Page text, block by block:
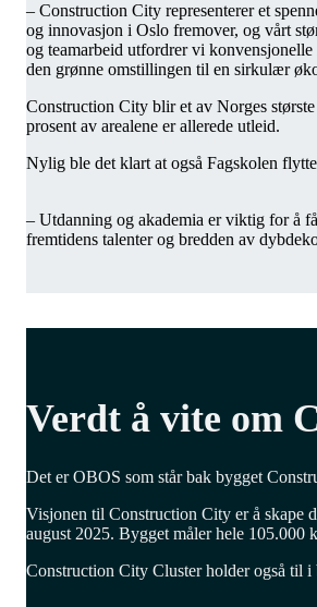
– Construction City representerer et
og innovasjon i Oslo fremover, og vårt
og teamarbeid utfordrer vi konvensjonelle
den grønne omstillingen til en sirkulær
Construction City blir et av Norges
prosent av arealene er allerede utleid.
Nylig ble det klart at også Fagskolen
– Utdanning og akademia er viktig for å
fremtidens talenter og bredden av
Verdt å vite om
Det er OBOS som står bak bygget
Visjonen til Construction City er å skape
august 2025. Bygget måler hele 105.000
Construction City Cluster holder også til